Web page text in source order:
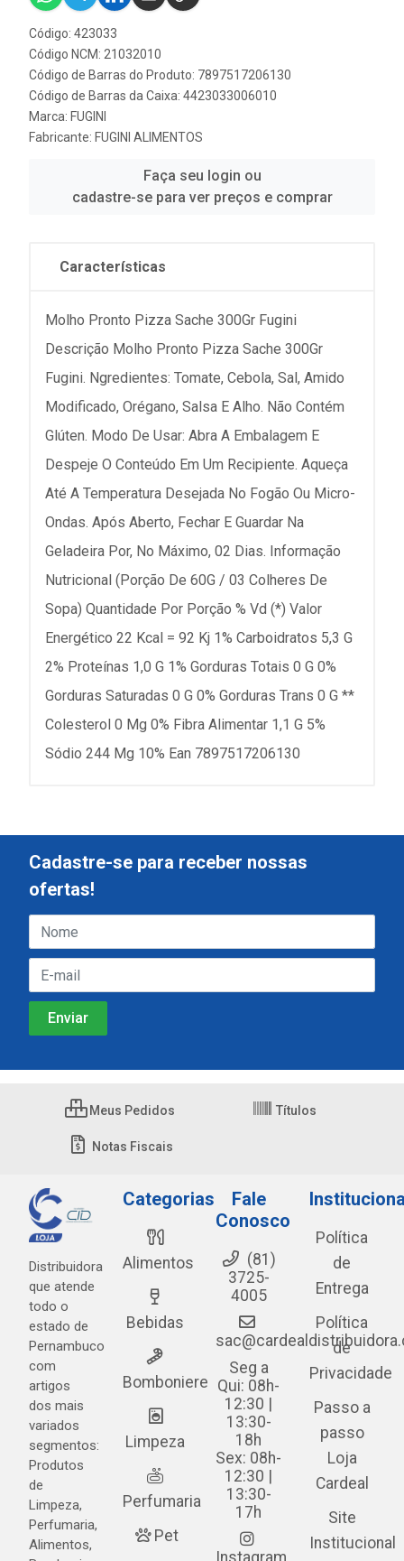
Código: 423033
Código NCM: 21032010
Código de Barras do Produto: 7897517206130
Código de Barras da Caixa: 4423033006010
Marca: FUGINI
Fabricante: FUGINI ALIMENTOS
Faça seu login ou
cadastre-se para ver preços e comprar
Características
Molho Pronto Pizza Sache 300Gr Fugini
Descrição Molho Pronto Pizza Sache 300Gr
Fugini. Ngredientes: Tomate, Cebola, Sal, Amido
Modificado, Orégano, Salsa E Alho. Não Contém
Glúten. Modo De Usar: Abra A Embalagem E
Despeje O Conteúdo Em Um Recipiente. Aqueça
Até A Temperatura Desejada No Fogão Ou Micro-
Ondas. Após Aberto, Fechar E Guardar Na
Geladeira Por, No Máximo, 02 Dias. Informação
Nutricional (Porção De 60G / 03 Colheres De
Sopa) Quantidade Por Porção % Vd (*) Valor
Energético 22 Kcal = 92 Kj 1% Carboidratos 5,3 G
2% Proteínas 1,0 G 1% Gorduras Totais 0 G 0%
Gorduras Saturadas 0 G 0% Gorduras Trans 0 G **
Colesterol 0 Mg 0% Fibra Alimentar 1,1 G 5%
Sódio 244 Mg 10% Ean 7897517206130
Cadastre-se para receber nossas
ofertas!
Meus Pedidos Títulos
Notas Fiscais
Distribuidora
que atende
todo o
estado de
Pernambuco
com
artigos
dos mais
variados
segmentos:
Produtos
de
Limpeza,
Perfumaria,
Alimentos,
Categorias
Alimentos
Bebidas
Bomboniere
Limpeza
Perfumaria
Pet
Fale
Conosco
(81)
3725-
4005
Seg a
Qui: 08h-
12:30 |
13:30-
18h
Sex: 08h-
12:30 |
13:30-
17h
Instagram
Política
de
Entrega
Política
de
Privacidade
Passo a
passo
Loja
Cardeal
Site
Institucional